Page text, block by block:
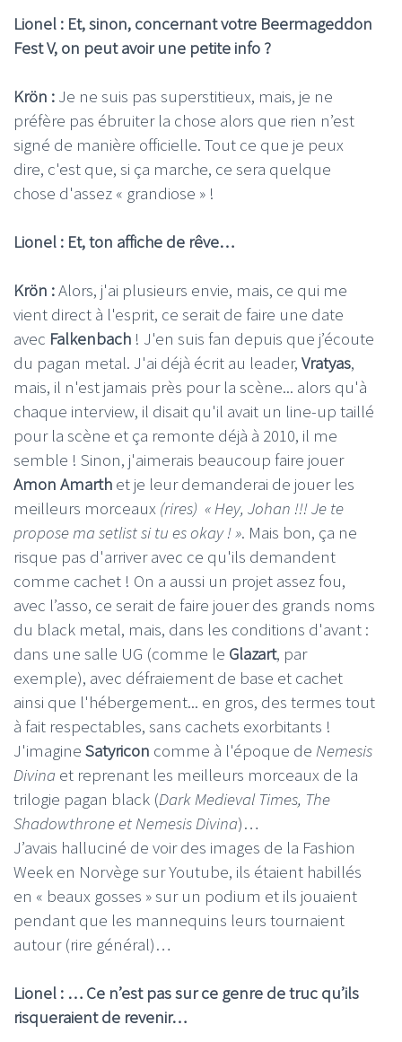
Lionel : Et, sinon, concernant votre Beermageddon
Fest V, on peut avoir une petite info ?
Krön : Je ne suis pas superstitieux, mais, je ne
préfère pas ébruiter la chose alors que rien n’est
signé de manière officielle. Tout ce que je peux
dire, c'est que, si ça marche, ce sera quelque
chose d'assez « grandiose » !
Lionel : Et, ton affiche de rêve…
Krön :Alors, j'ai plusieurs envie, mais, ce qui me
vient direct à l'esprit, ce serait de faire une date
avec Falkenbach ! J'en suis fan depuis que j’écoute
du pagan metal. J'ai déjà écrit au leader, Vratyas,
mais, il n'est jamais près pour la scène... alors qu'à
chaque interview, il disait qu'il avait un line-up taillé
pour la scène et ça remonte déjà à 2010, il me
semble ! Sinon, j'aimerais beaucoup faire jouer
Amon Amarth et je leur demanderai de jouer les
meilleurs morceaux (rires) « Hey, Johan !!! Je te
propose ma setlist si tu es okay ! ». Mais bon, ça ne
risque pas d'arriver avec ce qu'ils demandent
comme cachet ! On a aussi un projet assez fou,
avec l’asso, ce serait de faire jouer des grands noms
du black metal, mais, dans les conditions d'avant :
dans une salle UG (comme le Glazart, par
exemple), avec défraiement de base et cachet
ainsi que l'hébergement... en gros, des termes tout
à fait respectables, sans cachets exorbitants !
J'imagine Satyricon comme à l'époque de Nemesis
Divina et reprenant les meilleurs morceaux de la
trilogie pagan black (Dark Medieval Times, The
Shadowthrone et Nemesis Divina)…
J’avais halluciné de voir des images de la Fashion
Week en Norvège sur Youtube, ils étaient habillés
en « beaux gosses » sur un podium et ils jouaient
pendant que les mannequins leurs tournaient
autour (rire général)…
Lionel : … Ce n’est pas sur ce genre de truc qu’ils
risqueraient de revenir…